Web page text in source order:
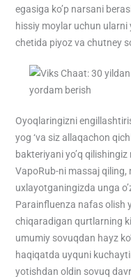
egasiga ko’p narsani
hissiy moylar uchun ularni
chetida piyoz va chutney
Oyoqlaringizni
yog ‘va siz allaqachon
bakteriyani yo’q
VapoRub-ni massaj
uxlayotganingizda unga
Parainfluenza nafas olish
chiqaradigan qurtlarning
umumiy sovuqdan hayz
haqiqatda uyquni
yotishdan oldin sovuq